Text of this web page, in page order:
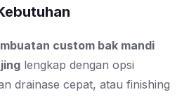
custom bak mandi
lengkap dengan opsi
drainase cepat, atau finishing